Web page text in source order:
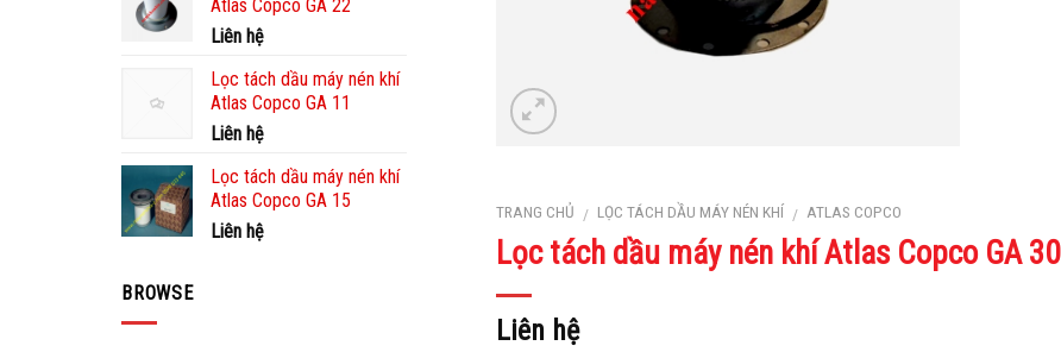
TRANG CHỦ / LỌC TÁCH DẦU MÁY NÉN KHÍ / ATLAS COPCO
Lọc tách dầu máy nén khí Atlas Copco GA 30
Liên hệ
Atlas Copco GA 22
Liên hệ
Lọc tách dầu máy nén khí
Atlas Copco GA 11
Liên hệ
Lọc tách dầu máy nén khí
Atlas Copco GA 15
Liên hệ
BROWSE